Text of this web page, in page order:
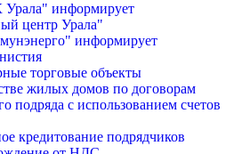
информирует
центр Урала"
информирует
торговые объекты
жилых домов по договорам
подряда с использованием счетов
кредитование подрядчиков